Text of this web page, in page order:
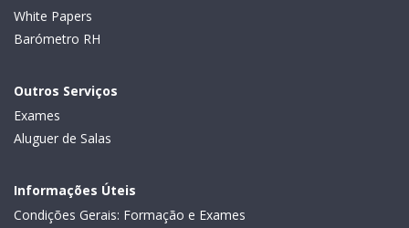
White Papers
Barómetro RH
Outros Serviços
Exames
Aluguer de Salas
Informações Úteis
Condições Gerais: Formação e Exames